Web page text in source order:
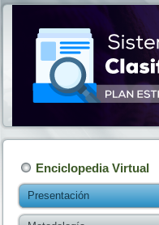
Enciclopedia Virtual
Presentación